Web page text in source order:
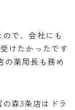
ので、会社にも
けたかったです
薬局長も務め
の森3条店はドラ